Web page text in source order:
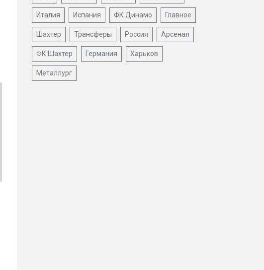
Италия Испания ФК Динамо Главное
Шахтер Трансферы Россия Арсенал
ФК Шахтер Германия Харьков
Металлург